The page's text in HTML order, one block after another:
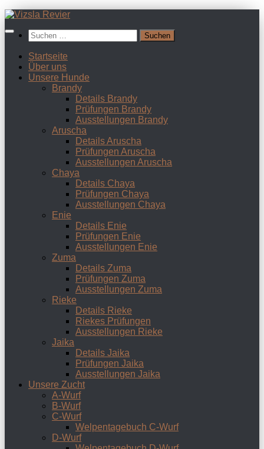
Zum
springenSuchen
nach:
Startseite
Über uns
Unsere Hunde
Brandy
Details Brandy
Prüfungen Brandy
Ausstellungen Brandy
Aruscha
Details Aruscha
Prüfungen Aruscha
Ausstellungen Aruscha
Chaya
Details Chaya
Prüfungen Chaya
Ausstellungen Chaya
Enie
Details Enie
Prüfungen Enie
Ausstellungen Enie
Zuma
Details Zuma
Prüfungen Zuma
Ausstellungen Zuma
Rieke
Details Rieke
Riekes Prüfungen
Ausstellungen Rieke
Jaika
Details Jaika
Prüfungen Jaika
Ausstellungen Jaika
Unsere Zucht
A-Wurf
B-Wurf
C-Wurf
Welpentagebuch C-Wurf
D-Wurf